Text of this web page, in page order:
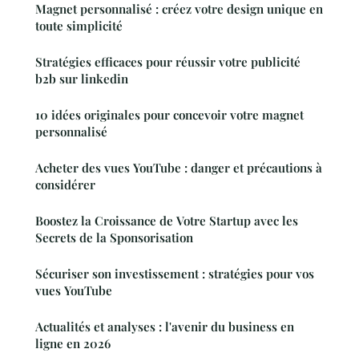
Magnet personnalisé : créez votre design unique en
toute simplicité
Stratégies efficaces pour réussir votre publicité
b2b sur linkedin
10 idées originales pour concevoir votre magnet
personnalisé
Acheter des vues YouTube : danger et précautions à
considérer
Boostez la Croissance de Votre Startup avec les
Secrets de la Sponsorisation
Sécuriser son investissement : stratégies pour vos
vues YouTube
Actualités et analyses : l'avenir du business en
ligne en 2026